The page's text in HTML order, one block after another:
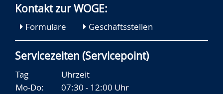
Kontakt zur WOGE:
Formulare Geschäftsstellen
Servicezeiten (Servicepoint)
Tag
Uhrzeit
Mo-Do:
07:30 - 12:00 Uhr